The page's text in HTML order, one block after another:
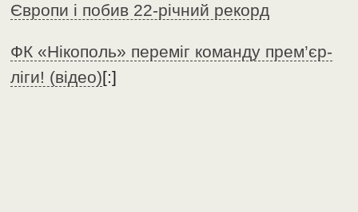
Європи і побив 22-річний рекорд
ФК «Нікополь» переміг команду прем’єр-
ліги! (відео)[:]